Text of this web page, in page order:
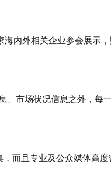
内外相关企业参会展示
市场状况信息之外，每
而且专业及公众媒体高